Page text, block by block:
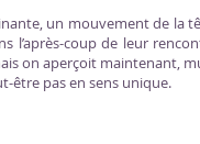
un mouvement de la
l’après-coup de leur
on aperçoit maintenant,
être pas en sens unique.